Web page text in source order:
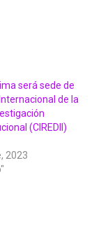
será sede de
de la
(CIREDII)
2023